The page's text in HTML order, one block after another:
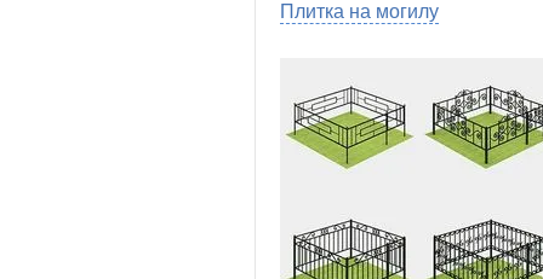
Плитка на могилу